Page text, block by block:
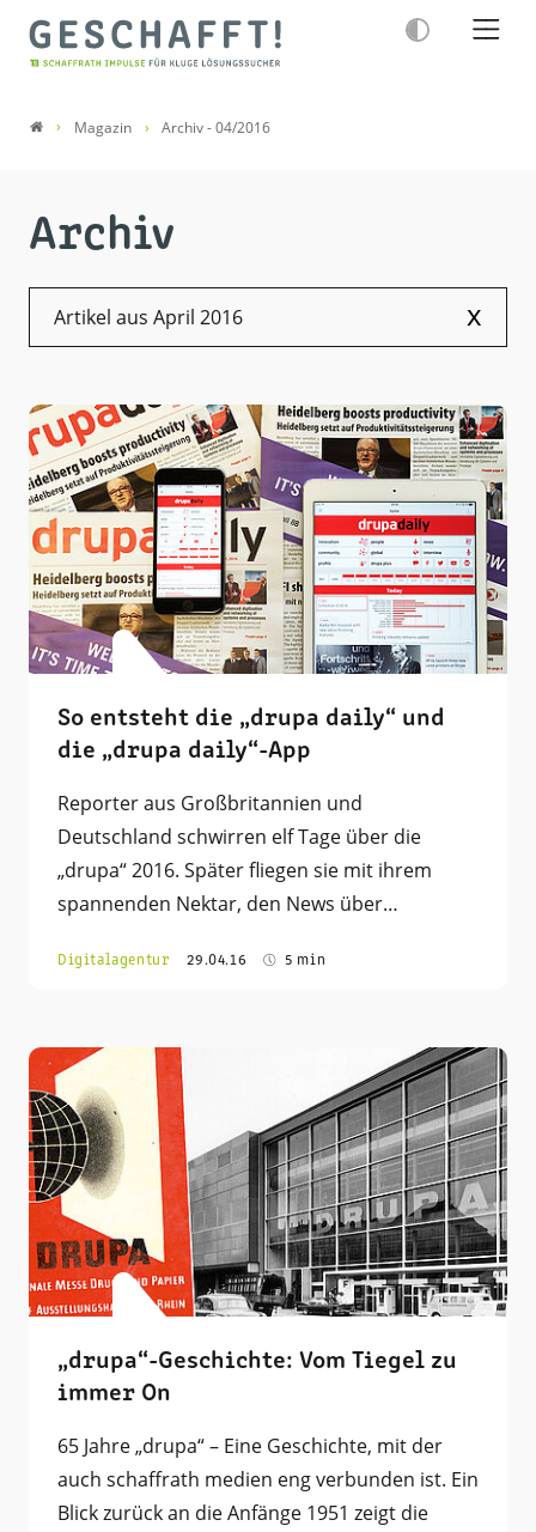
Magazin Archiv - 04/2016
Archiv
Artikel aus April 2016 x
So entsteht die „drupa daily“ und
die „drupa daily“-App
Reporter aus Großbritannien und
Deutschland schwirren elf Tage über die
„drupa“ 2016. Später fliegen sie mit ihrem
spannenden Nektar, den News über…
Digitalagentur 29.04.16 5 min
„drupa“-Geschichte: Vom Tiegel zu
immer On
65 Jahre „drupa“ – Eine Geschichte, mit der
auch schaffrath medien eng verbunden ist. Ein
Blick zurück an die Anfänge 1951 zeigt die